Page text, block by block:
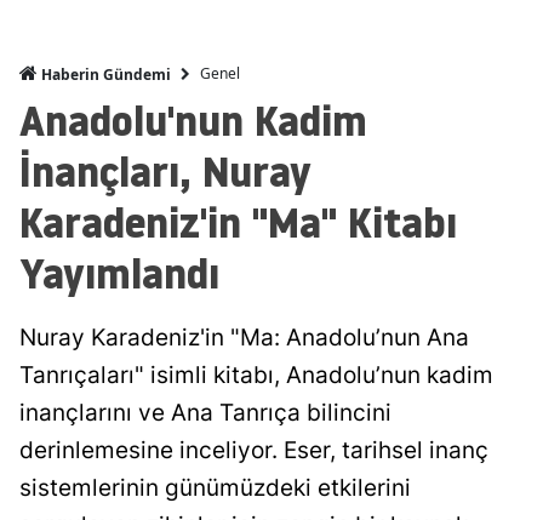
Haberin Gündemi Genel
Anadolu'nun Kadim
İnançları, Nuray
Karadeniz'in "Ma" Kitabı
Yayımlandı
Nuray Karadeniz'in "Ma: Anadolu’nun Ana
Tanrıçaları" isimli kitabı, Anadolu’nun kadim
inançlarını ve Ana Tanrıça bilincini
derinlemesine inceliyor. Eser, tarihsel inanç
sistemlerinin günümüzdeki etkilerini